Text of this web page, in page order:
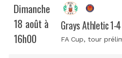
Dimanche
18 août à
16h00
Grays Athletic 1-
FA Cup, tour